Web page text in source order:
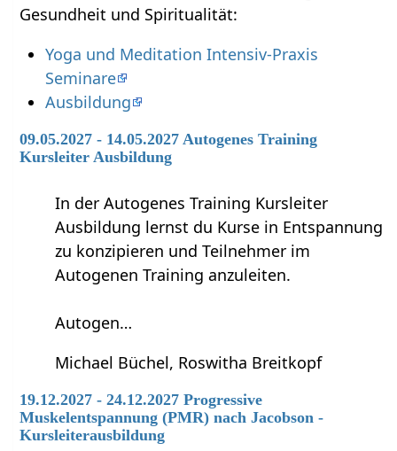
Gesundheit und Spiritualität:
Yoga und Meditation Intensiv-Praxis
Seminare
Ausbildung
09.05.2027 - 14.05.2027 Autogenes Training
Kursleiter Ausbildung
In der Autogenes Training Kursleiter
Ausbildung lernst du Kurse in Entspannung
zu konzipieren und Teilnehmer im
Autogenen Training anzuleiten.
Autogen…
Michael Büchel, Roswitha Breitkopf
19.12.2027 - 24.12.2027 Progressive
Muskelentspannung (PMR) nach Jacobson -
Kursleiterausbildung